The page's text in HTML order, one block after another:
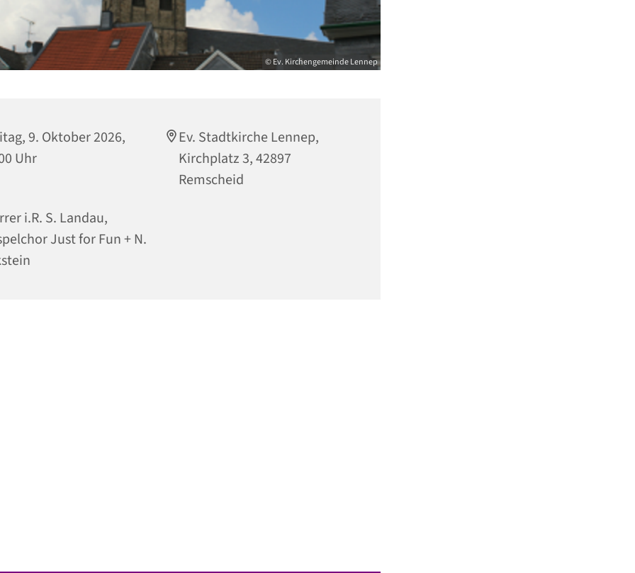
© Ev. Kirchengemeinde Lennep
9. Oktober 2026,
Uhr
Ev. Stadtkirche Lennep,
Kirchplatz 3, 42897
Remscheid
i.R. S. Landau,
Just for Fun + N.